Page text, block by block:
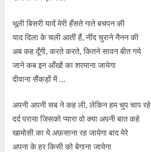
भूली बिसरी यादें मेरी हँसते गाते बचपन की
याद दिला के चली आतीं हैं, नींद चुराने नैनन की
अब कह दूँगी, करते करते, कितने सावन बीत गये
जाने कब इन आँखों का शरमाना जायेगा
दीवाना सैंकड़ों में …
अपनी अपनी सब ने कह ली, लेकिन हम चुप चाप रहे
दर्द पराया जिसको प्यारा वो क्या अपनी बात कहे
खामोसी का ये अफ़साना रह जायेगा बाद मेरे
अपना के हर किसी को बेगाना जायेगा